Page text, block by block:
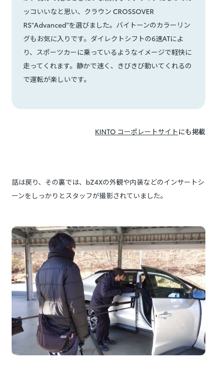
ッコいいなと思い、クラウン CROSSOVER
RS"Advanced"を選びました。バイトーンのカラーリン
グもお気に入りです。ダイレクトシフトの6速ATによ
り、スポーツカーに乗っているようなイメージで軽快に
走ってくれます。静かで速く、きびきび動いてくれるの
で運転が楽しいです。
KINTO コーポレートサイト にも掲載
話は戻り、その裏では、bZ4Xの外観や内装などのインサートシ
ーンをしっかりとスタッフが撮影されていました。